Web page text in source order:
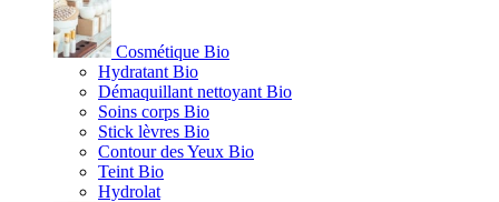
Cosmétique Bio
Hydratant Bio
Démaquillant nettoyant Bio
Soins corps Bio
Stick lèvres Bio
Contour des Yeux Bio
Teint Bio
Hydrolat